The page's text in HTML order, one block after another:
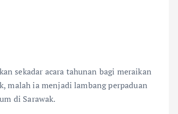
sekadar acara tahunan bagi meraikan
malah ia menjadi lambang perpaduan
di Sarawak.